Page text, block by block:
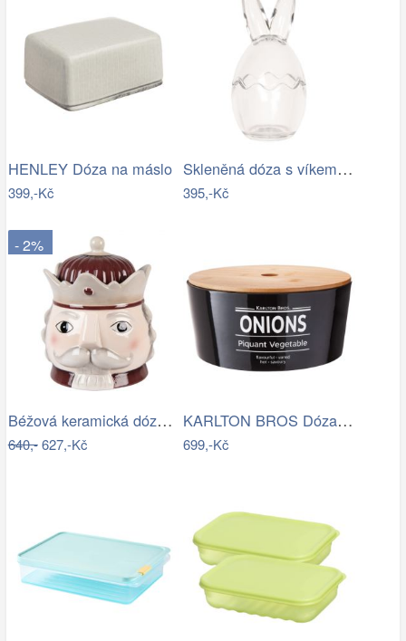
HENLEY Dóza na máslo
399,-Kč
Skleněná dóza s víkem ve tvaru vejce…
395,-Kč
- 2%
Béžová keramická dóza Louskáček…
640,-627,-Kč
KARLTON BROS Dóza na cibuli 22 cm -…
699,-Kč